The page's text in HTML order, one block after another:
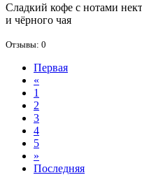
Слад­кий ко­фе с но­та­ми
и чёр­но­го чая
Отзывы: 0
Первая
«
1
2
3
4
5
»
Последняя